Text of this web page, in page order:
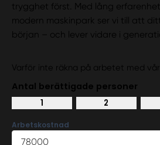
trygghet först. Med lång
modern maskinpark ser vi till att
början – och lever vidare i
Varför inte räkna på arbetet med
Antal berättigade personer
1 2
Arbetskostnad